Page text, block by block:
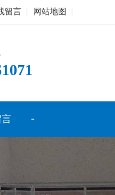
留言 网站地图
言